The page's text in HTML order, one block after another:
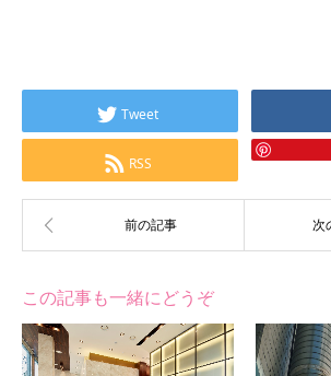
Tweet
RSS
この記事も一緒にどうぞ